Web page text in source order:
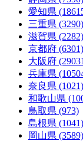
愛知県
三重県 (3290)
滋賀県 (2282)
京都府 (6301)
大阪府
兵庫県
奈良県 (1021)
和歌山県
鳥取県 (973)
島根県 (1041)
岡山県 (3589)